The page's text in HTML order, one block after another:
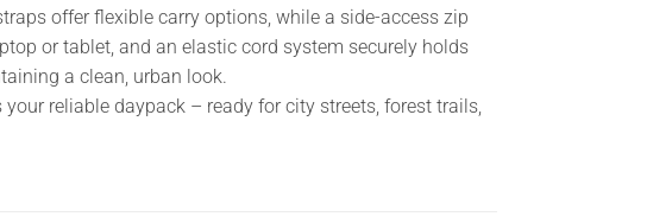
offer flexible carry options, while a side-access zip
or tablet, and an elastic cord system securely holds
a clean, urban look.
reliable daypack – ready for city streets, forest trails,